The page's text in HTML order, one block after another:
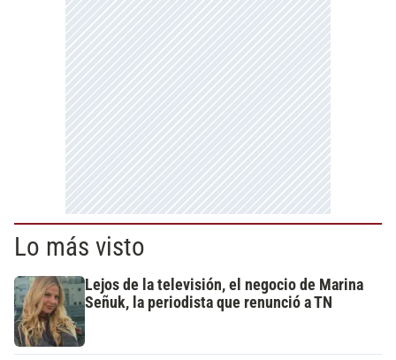
Lo más visto
Lejos de la televisión, el negocio de Marina
Señuk, la periodista que renunció a TN